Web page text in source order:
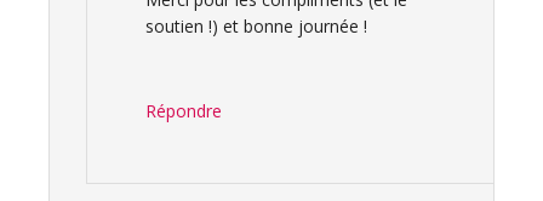
soutien !) et bonne journée !
Répondre